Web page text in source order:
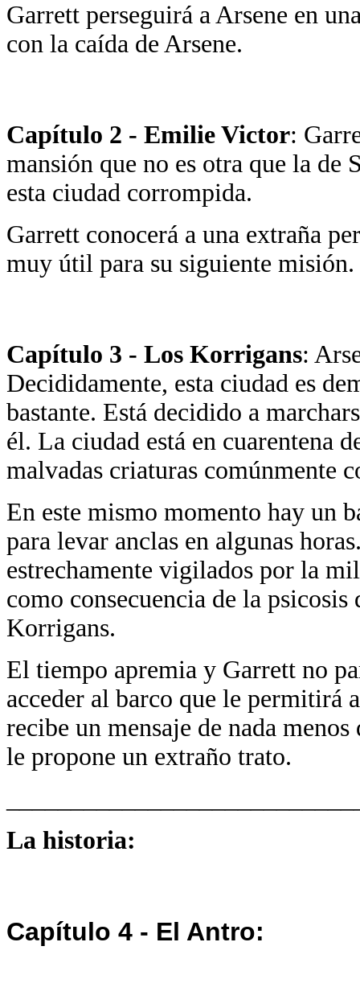
Garrett perseguirá a Arsene en
con la caída de Arsene.
Capítulo 2 - Emilie Victor:
mansión que no es otra que la
esta ciudad corrompida.
Garrett conocerá a una extraña
muy útil para su siguiente misión.
Capítulo 3 - Los Korrigans:
Decididamente, esta ciudad es
bastante. Está decidido a
él. La ciudad está en cuarentena
malvadas criaturas comúnmente
En este mismo momento hay un
para levar anclas en algunas
estrechamente vigilados por la
como consecuencia de la
Korrigans.
El tiempo apremia y Garrett no
acceder al barco que le permitirá
recibe un mensaje de nada
le propone un extraño trato.
La historia:
Capítulo 4 - El Antro: